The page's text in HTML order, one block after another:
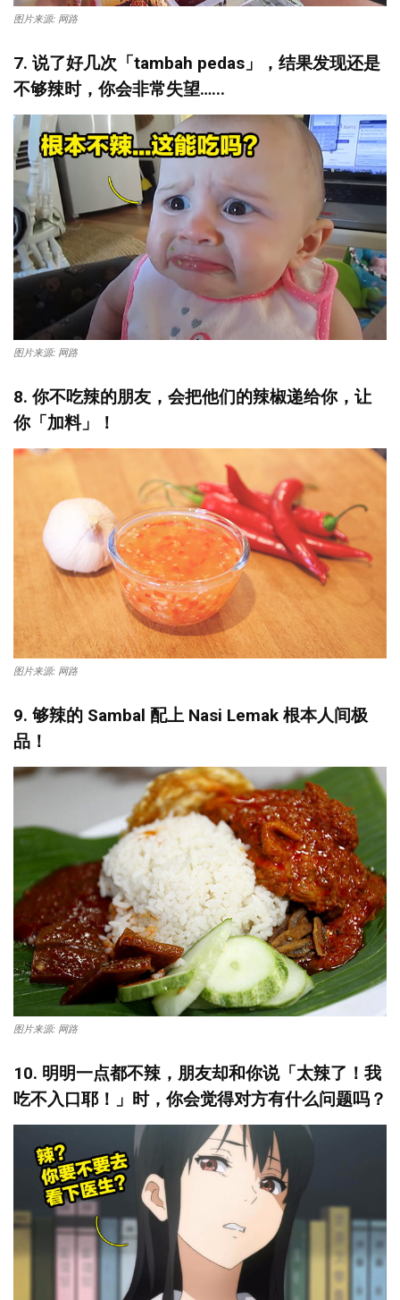
图片来源: 网路
7. 说了好几次「tambah pedas 」，结果发现还是
不够辣时，你会非常失望…...
图片来源: 网路
8. 你不吃辣的朋友，会把他们的辣椒递给你，让
你「加料」！
图片来源: 网路
9. 够辣的 Sambal 配上 Nasi Lemak 根本人间极
品！
图片来源: 网路
10. 明明一点都不辣，朋友却和你说「太辣了！我
吃不入口耶！」时，你会觉得对方有什么问题吗？